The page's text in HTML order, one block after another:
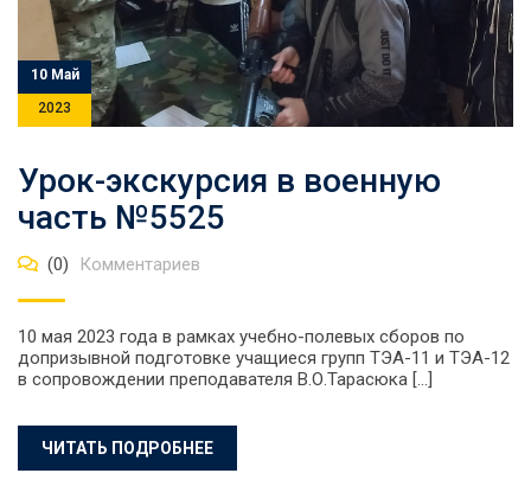
10 Май
2023
Урок-экскурсия в военную
часть №5525
(0) Комментариев
10 мая 2023 года в рамках учебно-полевых сборов по
допризывной подготовке учащиеся групп ТЭА-11 и ТЭА-12
в сопровождении преподавателя В.О.Тарасюка […]
ЧИТАТЬ ПОДРОБНЕЕ